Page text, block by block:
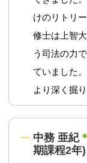
けのリトリ
修士は上智
う司法の力
ていました
より深く掘
中務 亜紀
期課程2年)